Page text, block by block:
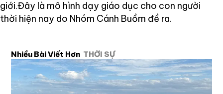
giới.Đây là mô hình dạy giáo dục cho con người
thời hiện nay do Nhóm Cánh Buồm đề ra.
Nhiều Bài Viết Hơn THỜI SỰ